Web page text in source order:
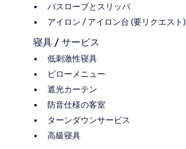
バスローブとスリッパ
アイロン / アイロン台 (要リクエスト)
寝具 / サービス
低刺激性寝具
ピローメニュー
遮光カーテン
防音仕様の客室
ターンダウンサービス
高級寝具